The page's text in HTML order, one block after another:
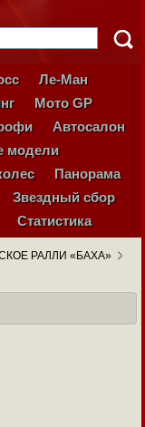
Ле-Ман
Мото GP
Автосалон
модели
Панорама
Звездный сбор
Статистика
РАЛЛИ «БАХА»